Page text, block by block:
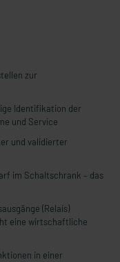
zur
Identifikation der
und Service
und validierter
im Schaltschrank – das
(Relais)
eine wirtschaftliche
in einer